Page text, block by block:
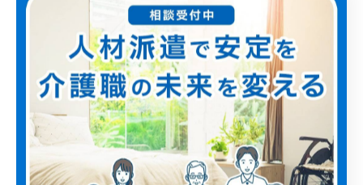
シフトパター
勤務例 特徴
日勤のみ 9:00～18:00 家庭と両立
夜勤専従
17:00～翌
9:00
夜勤手当有
短時間勤務 週3日～
希望休取得しやす
い